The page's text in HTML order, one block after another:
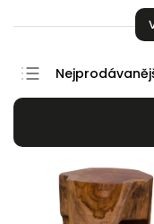
které
Doporučujeme
Abecedně